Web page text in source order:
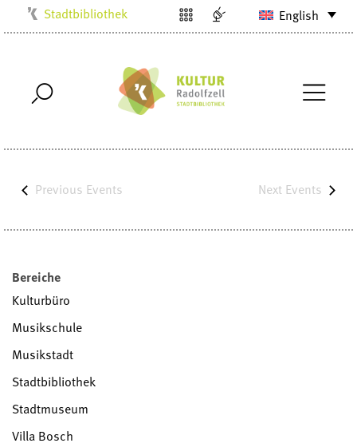
Musikschule
Stadtmuseum
Stadtbibliothek
Villa Bosch
English
Previous Events Next Events
Bereiche
Kulturbüro
Musikschule
Musikstadt
Stadtbibliothek
Stadtmuseum
Villa Bosch